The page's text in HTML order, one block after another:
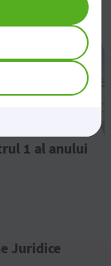
1 al anului
Juridice